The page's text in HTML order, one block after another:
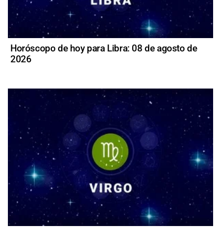
Horóscopo de hoy para Libra: 08 de agosto de
2026